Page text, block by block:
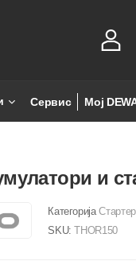
Сервис Мој
и
Категорија
SKU:THOR150